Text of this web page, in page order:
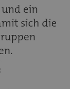
ein
sich die